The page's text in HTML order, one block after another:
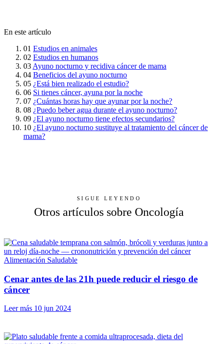
En este artículo
01 Estudios en animales
02 Estudios en humanos
03 Ayuno nocturno y recidiva cáncer de mama
04 Beneficios del ayuno nocturno
05 ¿Está bien realizado el estudio?
06 Si tienes cáncer, ayuna por la noche
07 ¿Cuántas horas hay que ayunar por la noche?
08 ¿Puedo beber agua durante el ayuno nocturno?
09 ¿El ayuno nocturno tiene efectos secundarios?
10 ¿El ayuno nocturno sustituye al tratamiento del cáncer de
mama?
SIGUE LEYENDO
Otros artículos sobre Oncología
Alimentación Saludable
Cenar antes de las 21h puede reducir el riesgo de
cáncer
Leer más 10 jun 2024